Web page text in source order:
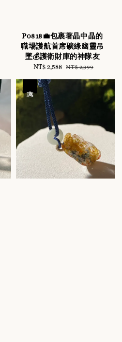
P0818💼包裹著晶中晶的
職場護航首席礦綠幽靈吊
墜💰護衛財庫的神隊友
Sale
NT$ 2,588 Regular
NT$ 2,999